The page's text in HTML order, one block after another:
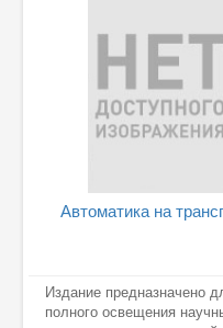
Автоматика на
Издание предназначено
полного освещения